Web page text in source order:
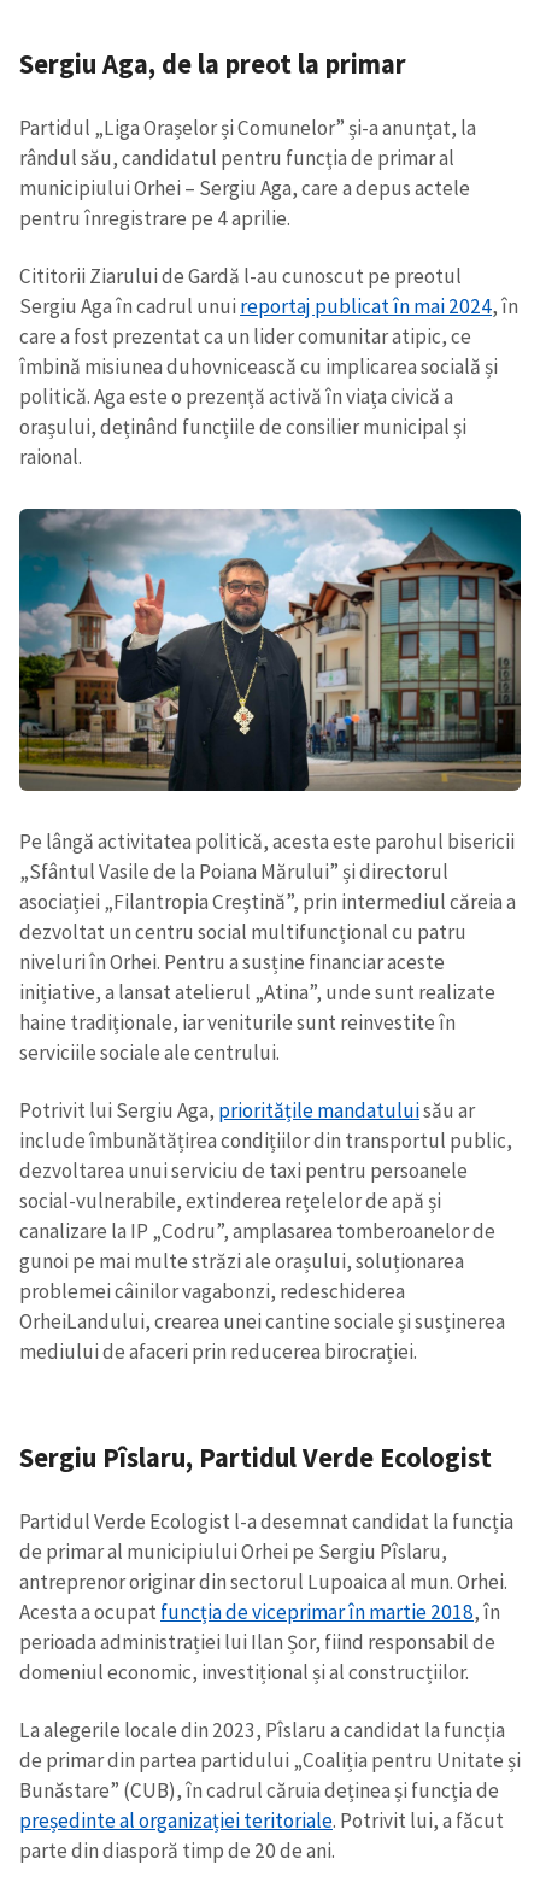
Sergiu Aga, de la preot la primar
Partidul „Liga Orașelor și Comunelor” și-a anunțat, la
rândul său, candidatul pentru funcția de primar al
municipiului Orhei – Sergiu Aga, care a depus actele
pentru înregistrare pe 4 aprilie.
Cititorii Ziarului de Gardă l-au cunoscut pe preotul
Sergiu Aga în cadrul unuireportaj publicat în mai 2024, în
care a fost prezentat ca un lider comunitar atipic, ce
îmbină misiunea duhovnicească cu implicarea socială și
politică. Aga este o prezență activă în viața civică a
orașului, deținând funcțiile de consilier municipal și
raional.
Pe lângă activitatea politică, acesta este parohul bisericii
„Sfântul Vasile de la Poiana Mărului” și directorul
asociației „Filantropia Creștină”, prin intermediul căreia a
dezvoltat un centru social multifuncțional cu patru
niveluri în Orhei. Pentru a susține financiar aceste
inițiative, a lansat atelierul „Atina”, unde sunt realizate
haine tradiționale, iar veniturile sunt reinvestite în
serviciile sociale ale centrului.
Potrivit lui Sergiu Aga, prioritățile mandatuluisău ar
include îmbunătățirea condițiilor din transportul public,
dezvoltarea unui serviciu de taxi pentru persoanele
social-vulnerabile, extinderea rețelelor de apă și
canalizare la IP „Codru”, amplasarea tomberoanelor de
gunoi pe mai multe străzi ale orașului, soluționarea
problemei câinilor vagabonzi, redeschiderea
OrheiLandului, crearea unei cantine sociale și susținerea
mediului de afaceri prin reducerea birocrației.
Sergiu Pîslaru, Partidul Verde Ecologist
Partidul Verde Ecologist l-a desemnat candidat la funcția
de primar al municipiului Orhei pe Sergiu Pîslaru,
antreprenor originar din sectorul Lupoaica al mun. Orhei.
Acesta a ocupat funcția de viceprimar în martie 2018, în
perioada administrației lui Ilan Șor, fiind responsabil de
domeniul economic, investițional și al construcțiilor.
La alegerile locale din 2023, Pîslaru a candidat la funcția
de primar din partea partidului „Coaliția pentru Unitate și
Bunăstare” (CUB), în cadrul căruia deținea și funcția de
președinte al organizației teritoriale. Potrivit lui, a făcut
parte din diasporă timp de 20 de ani.